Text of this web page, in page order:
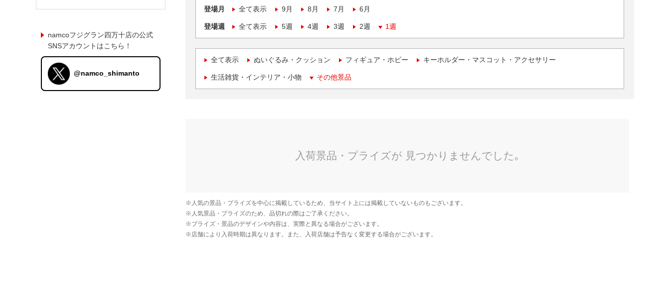
登場月 全て表示 9月 8月 7月 6月
登場週 全て表示 5週 4週 3週 2週 1週
全て表示 ぬいぐるみ・クッション フィギュア・ホビー キーホルダー・マスコット・アクセサリー
生活雑貨・インテリア・小物 その他景品
namcoフジグラン四万十店の公式
SNSアカウントはこちら！
@namco_shimanto